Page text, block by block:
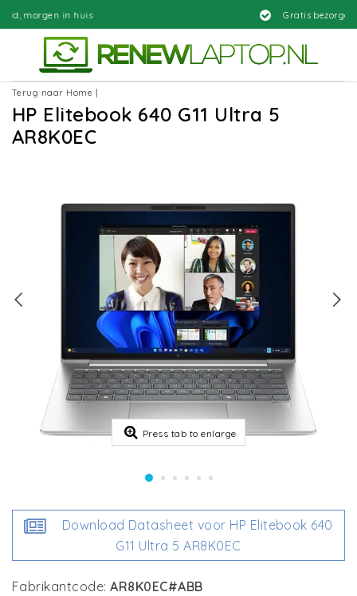
huis Gratis bezorgd
Terug naar Home
HP Elitebook 640 G11 Ultra 5
AR8K0EC
Press tab to enlarge
Download Datasheet voor HP Elitebook 640
G11 Ultra 5 AR8K0EC
Fabrikantcode:AR8K0EC#ABB